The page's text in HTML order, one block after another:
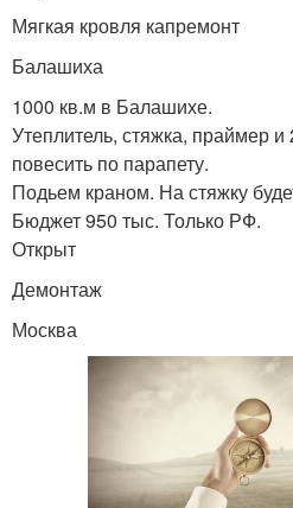
Мягкая кровля капремонт
Балашиха
1000 кв.м в Балашихе.
Утеплитель, стяжка, праймер
повесить по парапету.
Подьем краном. На стяжку
Бюджет 950 тыс. Только РФ.
Открыт
Демонтаж
Москва